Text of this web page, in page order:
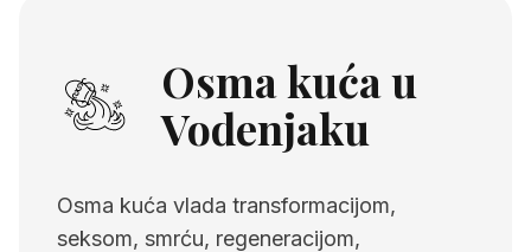
Osma kuća u
Vodenjaku
Osma kuća vlada transformacijom,
seksom, smrću, regeneracijom,